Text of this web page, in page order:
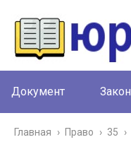
Документ Закон
Главная › Право › 35 ›